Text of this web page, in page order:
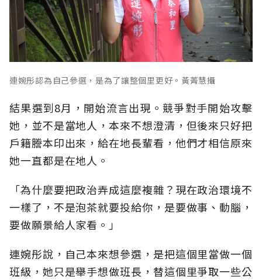
連婉彤認為自己參選，是為了讓整個里更好。黃菁慧攝
結果選到8月，開始流言出現。競爭對手開始攻擊
她，並不是當地人，本來不想澄清，但後來只好把
戶籍謄本印出來，給在地長輩看，他們才相信原來
她一直都是在地人。
「為什麼要把政治弄成這麼複雜？現在政治環境不
一樣了，不是泡茶就要投給你，是要做事、動腦，
要做願景給人家看。」
連婉彤說，自己本來想參選，是把這個里當做一個
班級，她只是舉手想做班長，替這個里爭取一些公